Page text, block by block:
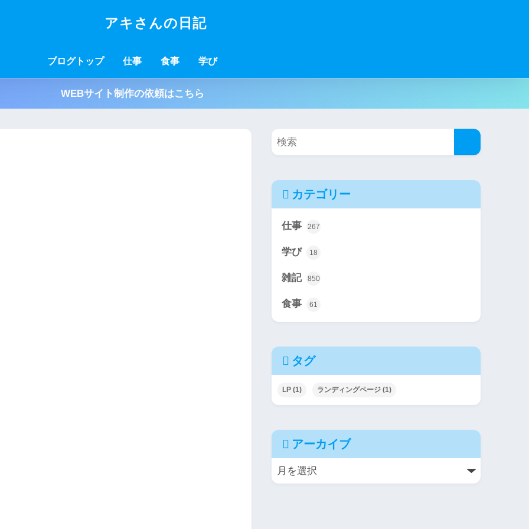
アキさんの日記
ブログトップ 仕事 食事 学び
WEBサイト制作の依頼はこちら
カテゴリー
仕事 267
学び 18
雑記 850
食事 61
タグ
LP (1) ランディングページ (1)
アーカイブ